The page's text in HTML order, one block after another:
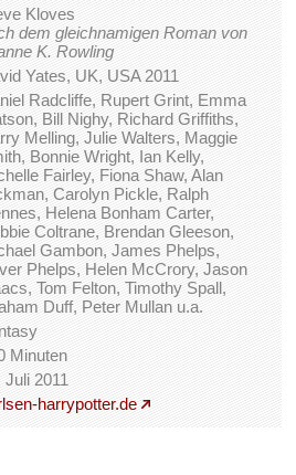
Kloves
dem gleichnamigen Roman von
K. Rowling
Yates, UK, USA 2011
Radcliffe, Rupert Grint, Emma
Bill Nighy, Richard Griffiths,
Melling, Julie Walters, Maggie
Bonnie Wright, Ian Kelly,
Fairley, Fiona Shaw, Alan
Carolyn Pickle, Ralph
Helena Bonham Carter,
Coltrane, Brendan Gleeson,
Gambon, James Phelps,
Phelps, Helen McCrory, Jason
Tom Felton, Timothy Spall,
Duff, Peter Mullan u.a.
Minuten
Juli 2011
harrypotter.de